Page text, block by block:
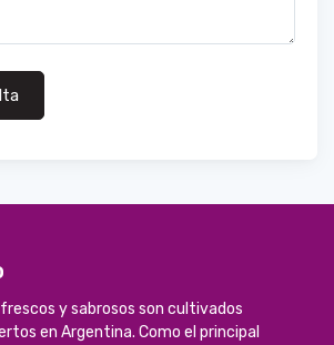
y sabrosos son cultivados
en Argentina. Como el principal